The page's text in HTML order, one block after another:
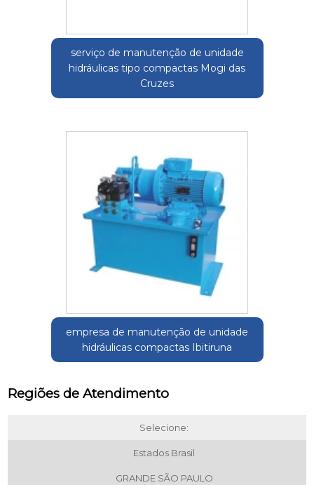
serviço de manutenção de unidade
hidráulicas tipo compactas Mogi das
Cruzes
empresa de manutenção de unidade
hidráulicas compactas Ibitiruna
Regiões de Atendimento
Selecione:
Estados Brasil
GRANDE SÃO PAULO